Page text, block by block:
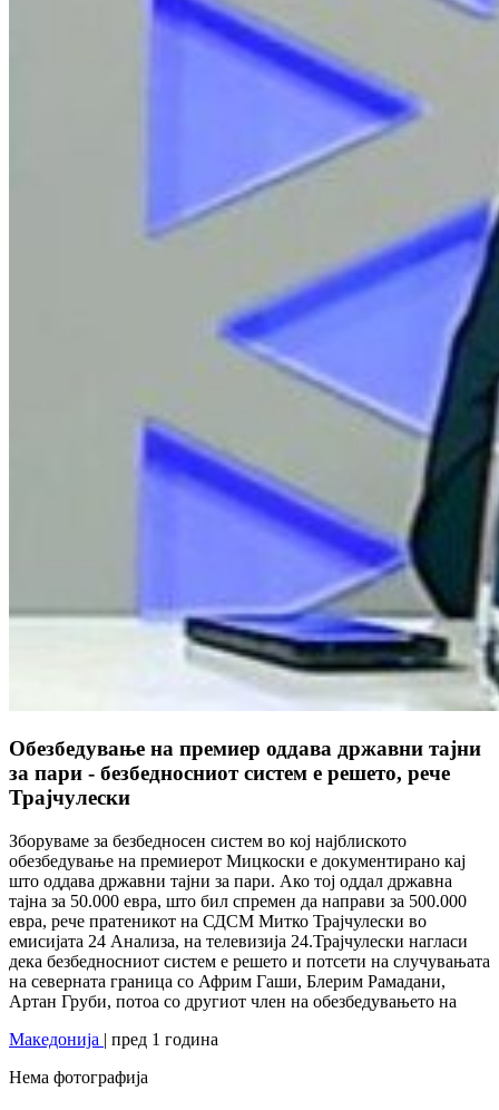
Обезбедување на премиер оддава државни тајни
за пари - безбедносниот систем е решето, рече
Трајчулески
Зборуваме за безбедносен систем во кој најблиското
обезбедување на премиерот Мицкоски е документирано кај
што оддава државни тајни за пари. Ако тој оддал државна
тајна за 50.000 евра, што бил спремен да направи за 500.000
евра, рече пратеникот на СДСМ Митко Трајчулески во
емисијата 24 Анализа, на телевизија 24.Трајчулески нагласи
дека безбедносниот систем е решето и потсети на случувањата
на северната граница со Африм Гаши, Блерим Рамадани,
Артан Груби, потоа со другиот член на обезбедувањето на
Македонија | пред 1 година
Нема фотографија